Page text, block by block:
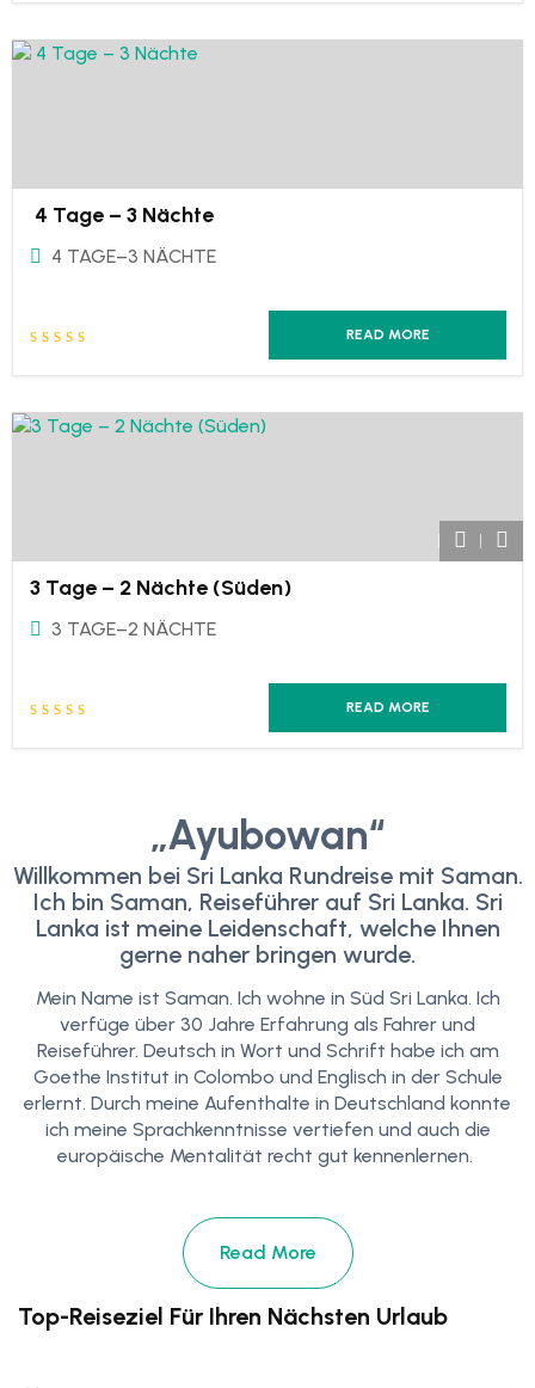
4 Tage – 3 Nächte
4 TAGE–3 NÄCHTE
READ MORE
3 Tage – 2 Nächte (Süden)
3 TAGE–2 NÄCHTE
READ MORE
„Ayubowan“
Willkommen bei Sri Lanka Rundreise mit Saman.
Ich bin Saman, Reiseführer auf Sri Lanka. Sri
Lanka ist meine Leidenschaft, welche Ihnen
gerne naher bringen wurde.
Mein Name ist Saman. Ich wohne in Süd Sri Lanka. Ich
verfüge über 30 Jahre Erfahrung als Fahrer und
Reiseführer. Deutsch in Wort und Schrift habe ich am
Goethe Institut in Colombo und Englisch in der Schule
erlernt. Durch meine Aufenthalte in Deutschland konnte
ich meine Sprachkenntnisse vertiefen und auch die
europäische Mentalität recht gut kennenlernen.
Read More
Top-Reiseziel Für Ihren Nächsten Urlaub